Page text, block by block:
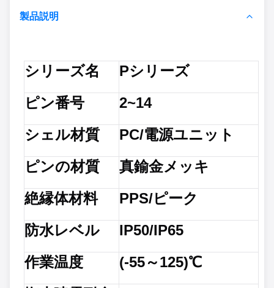
製品説明
シリーズ名
Pシリーズ
ピン番号
2~14
シェル材質
PC/電源ユニット
ピンの材質
真鍮金メッキ
絶縁体材料
PPS/ピーク
防水レベル
IP50/IP65
作業温度
(-55～125)℃